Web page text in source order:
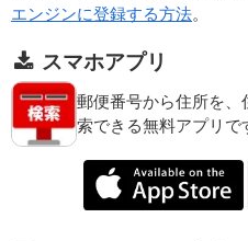
エンジンに登録する方法。
スマホアプリ
郵便番号から住所を、
索できる無料アプリで